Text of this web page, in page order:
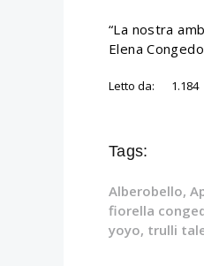
“La nostra
Elena
Letto da: 1.184
Tags:
Alberobello,
fiorella
yoyo, trulli